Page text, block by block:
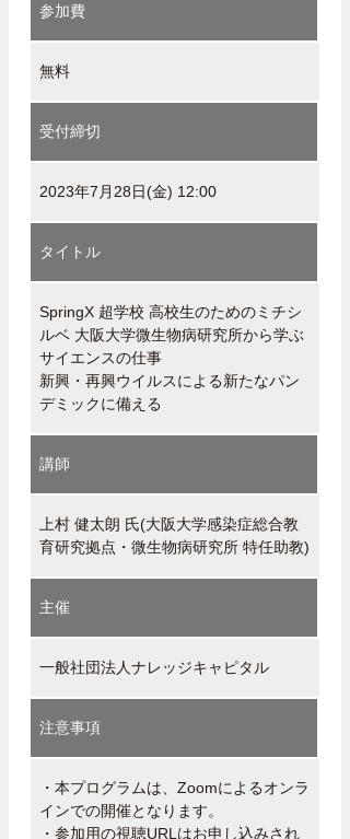
参加費
無料
受付締切
2023年7月28日(金) 12:00
タイトル
SpringX 超学校 高校生のためのミチシ
ルベ 大阪大学微生物病研究所から学ぶ
サイエンスの仕事
新興・再興ウイルスによる新たなパン
デミックに備える
講師
上村 健太朗 氏(大阪大学感染症総合教
育研究拠点・微生物病研究所 特任助教)
主催
一般社団法人ナレッジキャピタル
注意事項
・本プログラムは、Zoomによるオンラ
インでの開催となります。
・参加用の視聴URLはお申し込みされ